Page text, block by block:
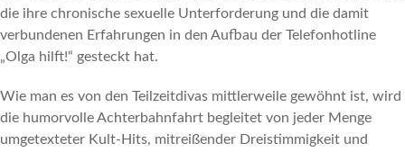
die ihre chronische sexuelle Unterforderung und die damit
verbundenen Erfahrungen in den Aufbau der Telefonhotline
„Olga hilft!“ gesteckt hat.
Wie man es von den Teilzeitdivas mittlerweile gewöhnt ist, wird
die humorvolle Achterbahnfahrt begleitet von jeder Menge
umgetexteter Kult-Hits, mitreißender Dreistimmigkeit und